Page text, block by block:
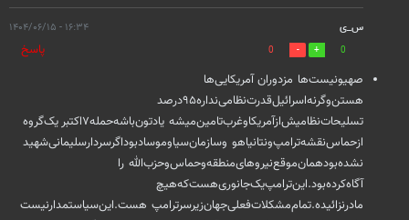
س_ی ۱۶:۳۴ - ۱۴۰۴/۰۶/۱۵
0
0
پاسخ
صهیونیست‌ها‌ مزدوران‌ آمریکایی‌ها‌
هستن‌وگرنه‌اسرائیل‌قدرت‌نظامی‌نداره‌۹۵درصد‌
تسلیحات‌نظامیش‌ازآمریکا‌وغرب‌تامین‌میشه یادتون‌باشه‌حمله‌۷اکتبر‌ یک‌گروه‌
ازحماس‌نقشه‌ترامپ‌ونتانیاهو‌ وسازمان‌سیا‌وموساد‌بود‌اگرسردارسلیمانی‌شهید‌
نشده‌بود‌همان‌موقع‌نیروهای‌منطقه‌وحماس‌وحزب‌الله‌ را‌
آگاه‌کرده‌بود.این‌ترامپ‌یک‌جانوری‌هست‌که‌هیچ‌
مادر‌نزائیده‌.تمام‌مشکلات‌فعلی‌جهان‌زیرسر‌ترامپ‌ هست.این‌سیاستمدار‌نیست‌